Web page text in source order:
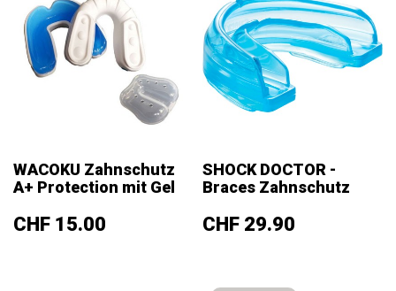
WACOKU Zahnschutz
A+ Protection mit Gel
Preis
CHF 15.00
SHOCK DOCTOR -
Braces Zahnschutz
Preis
CHF 29.90